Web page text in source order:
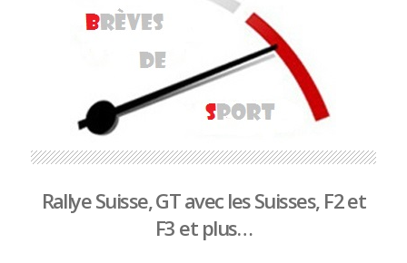
Rallye Suisse, GT avec les Suisses, F2 et
F3 et plus…